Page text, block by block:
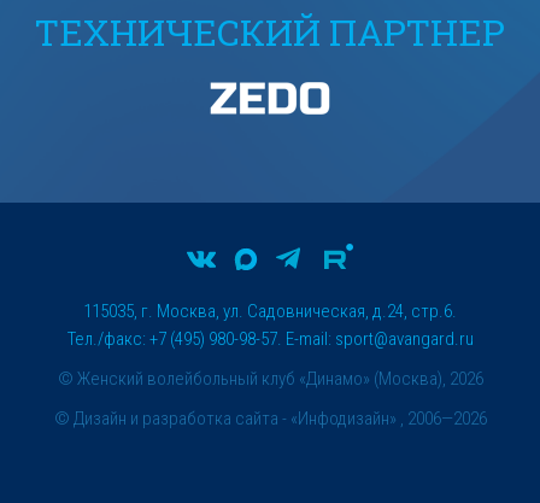
ТЕХНИЧЕСКИЙ ПАРТНЕР
© Женский волейбольный клуб «Динамо» (Москва), 2026
115035, г. Москва, ул. Садовническая, д.24, стр.6.
Тел./факс: +7 (495) 980-98-57. E-mail: sport@avangard.ru
© Дизайн и разработка сайта - «Инфодизайн» , 2006—2026